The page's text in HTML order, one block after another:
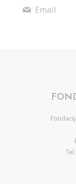
Email